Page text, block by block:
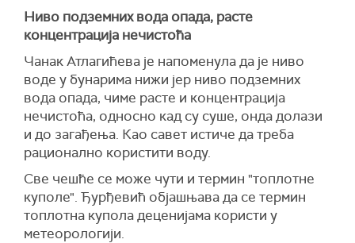
Ниво подземних вода опада, расте
концентрација нечистоћа
ЧанакАтлагићева је напоменула да је ниво
воде у бунарима нижи јер ниво подземних
вода опада, чиме расте и концентрација
нечистоћа, односно кад су суше, онда долази
и до загађења. Као савет истиче да треба
рационално користити воду.
Све чешће се може чути и термин "топлотне
куполе". Ђурђевић објашњава да се термин
топлотна купола деценијама користи у
метеорологији.